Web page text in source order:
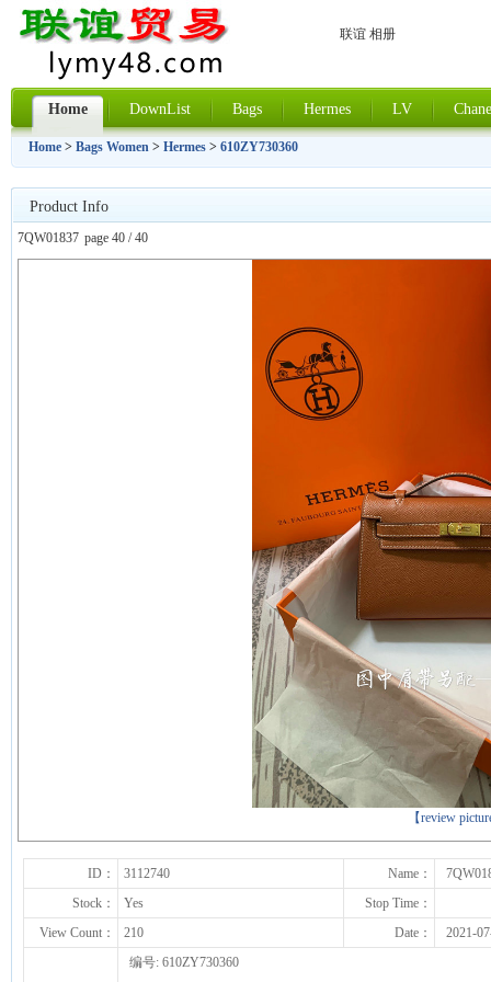
联谊 相册
Home DownList Bags Hermes LV
Home > Bags Women > Hermes > 610ZY730360
Product Info
7QW01837 page 40 / 40
【review
下一张
ID： 3112740 Name：
Stock：
Yes
Stop Time：
View Count：
210 Date： 2021-
编号: 610ZY730360